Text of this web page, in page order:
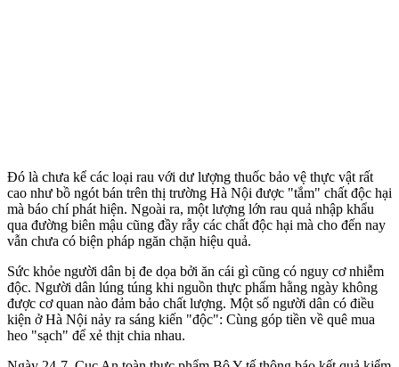
Đó là chưa kể các loại rau với dư lượng thuốc bảo vệ thực vật rất
cao như bồ ngót bán trên thị trường Hà Nội được "tắm" chất độc hại
mà báo chí phát hiện. Ngoài ra, một lượng lớn rau quả nhập khẩu
qua đường biên mậu cũng đầy rẫy các chất độc hại mà cho đến nay
vẫn chưa có biện pháp ngăn chặn hiệu quả.
Sức khỏe người dân bị đe dọa bởi ăn cái gì cũng có nguy cơ nhiễm
độc. Người dân lúng túng khi nguồn thực phẩm hằng ngày không
được cơ quan nào đảm bảo chất lượng. Một số người dân có điều
kiện ở Hà Nội nảy ra sáng kiến "độc": Cùng góp tiền về quê mua
heo "sạch" để xẻ thịt chia nhau.